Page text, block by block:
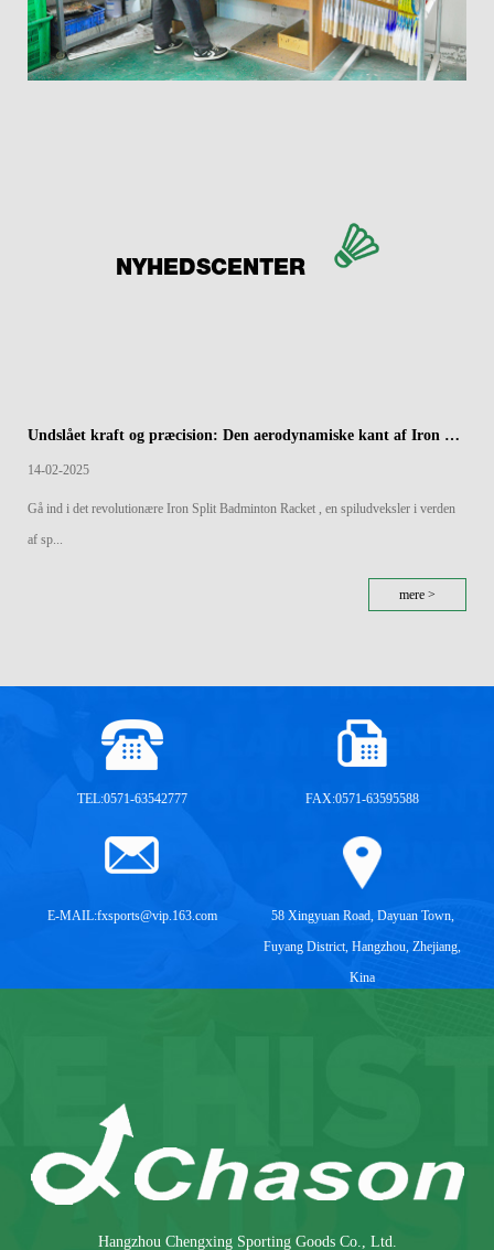
NYHEDSCENTER
Undslået kraft og præcision: Den aerodynamiske kant af Iron Split Badminton Rackets
14-02-2025
Gå ind i det revolutionære Iron Split Badminton Racket , en spiludveksler i verden
af ​​sp...
mere >
TEL:0571-63542777 FAX:0571-63595588
E-MAIL:fxsports@vip.163.com
58 Xingyuan Road, Dayuan Town,
Fuyang District, Hangzhou, Zhejiang,
Kina
Hangzhou Chengxing Sporting Goods Co., Ltd.